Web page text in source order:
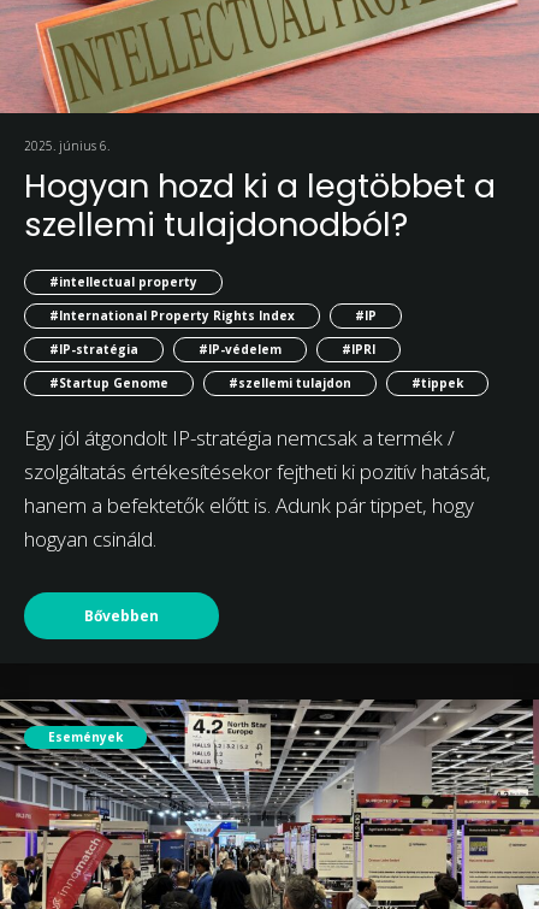
2025. június 6.
Hogyan hozd ki a legtöbbet a
szellemi tulajdonodból?
#intellectual property
#International Property Rights Index
#IP
#IP-stratégia
#IP-védelem
#IPRI
#Startup Genome
#szellemi tulajdon #tippek
Egy jól átgondolt IP-stratégia nemcsak a termék /
szolgáltatás értékesítésekor fejtheti ki pozitív hatását,
hanem a befektetők előtt is. Adunk pár tippet, hogy
hogyan csináld.
Bővebben
Események